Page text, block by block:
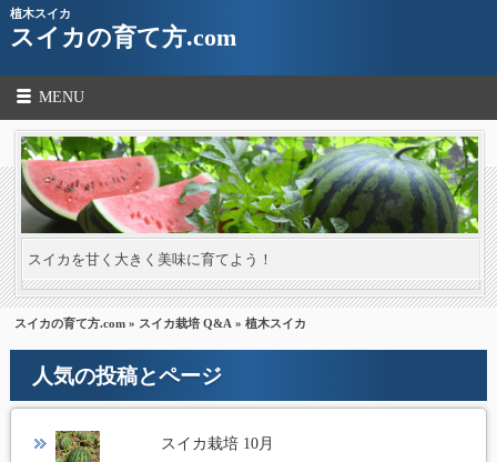
植木スイカ
スイカの育て方.com
MENU
スイカを甘く大きく美味に育てよう！
スイカの育て方.com » スイカ栽培 Q&A » 植木スイカ
人気の投稿とページ
スイカ栽培 10月